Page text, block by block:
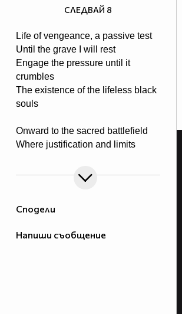
Сподели
Напиши съобщение
Life of vengeance, a passive test
Until the grave I will rest
Engage the pressure until it
crumbles
The existence of the lifeless black
souls
Onward to the sacred battlefield
Where justification and limits
Tools of steel in rage they conquer
Weed out the killing of victim’s
madness
СЛЕДВАЙ 8